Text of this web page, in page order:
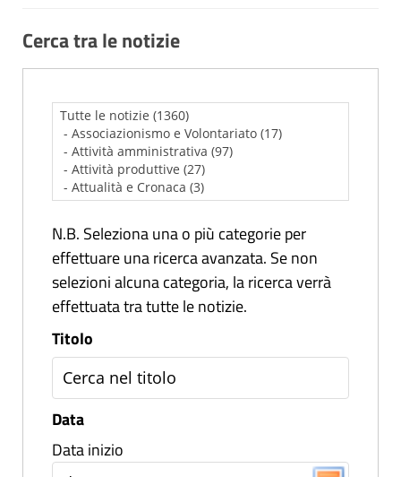
Cerca tra le notizie
N.B. Seleziona una o più categorie per
effettuare una ricerca avanzata. Se non
selezioni alcuna categoria, la ricerca verrà
effettuata tra tutte le notizie.
Titolo
Data
Data inizio